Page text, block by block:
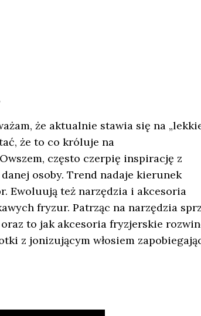
że aktualnie stawia się na
że to co króluje na
często czerpię inspirację z
osoby. Trend nadaje kierunek
Ewoluują też narzędzia i akcesoria
fryzur. Patrząc na narzędzia
to jak akcesoria fryzjerskie
z jonizującym włosiem